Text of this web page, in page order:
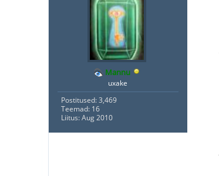
Mannu
uxake
Postitused: 3,469
Teemad: 16
Liitus: Aug 2010